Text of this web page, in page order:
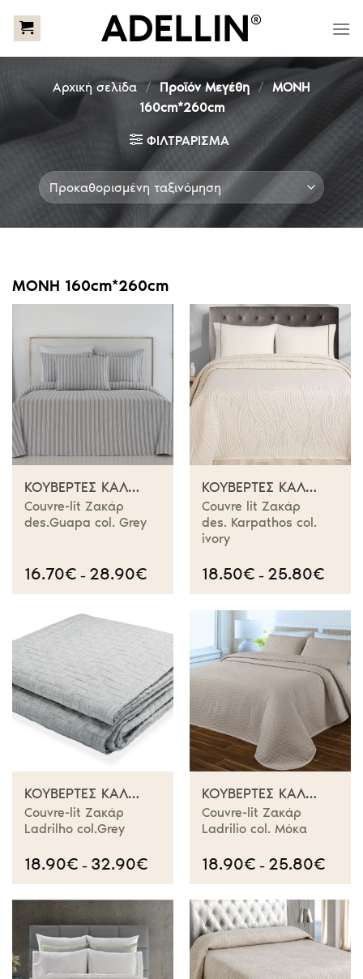
Αρχική σελίδα / Προϊόν Μεγέθη / ΜΟΝΗ
160cm*260cm
ΦΙΛΤΡΆΡΙΣΜΑ
ΜΟΝΗ 160cm*260cm
ΚΟΥΒΈΡΤΕΣ ΚΑΛΟΚΑΙΡΙΝΈΣ
Couvre-lit Ζακάρ
des.Guapa col. Grey
16.70€ – 28.90€Price
range:
ΚΟΥΒΈΡΤΕΣ ΚΑΛΟΚΑΙΡΙΝΈΣ
Couvre lit Zακάρ
des. Karpathos col.
ivory
18.50€ – 25.80€Price
range:
25.80€
ΚΟΥΒΈΡΤΕΣ ΚΑΛΟΚΑΙΡΙΝΈΣ
Couvre-lit Ζακάρ
Ladrilho col.Grey
18.90€ – 32.90€Price
range:
32.90€
ΚΟΥΒΈΡΤΕΣ ΚΑΛΟΚΑΙΡΙΝΈΣ
Couvre-lit Ζακάρ
Ladrilio col. Μόκα
18.90€ – 25.80€Price
range:
25.80€